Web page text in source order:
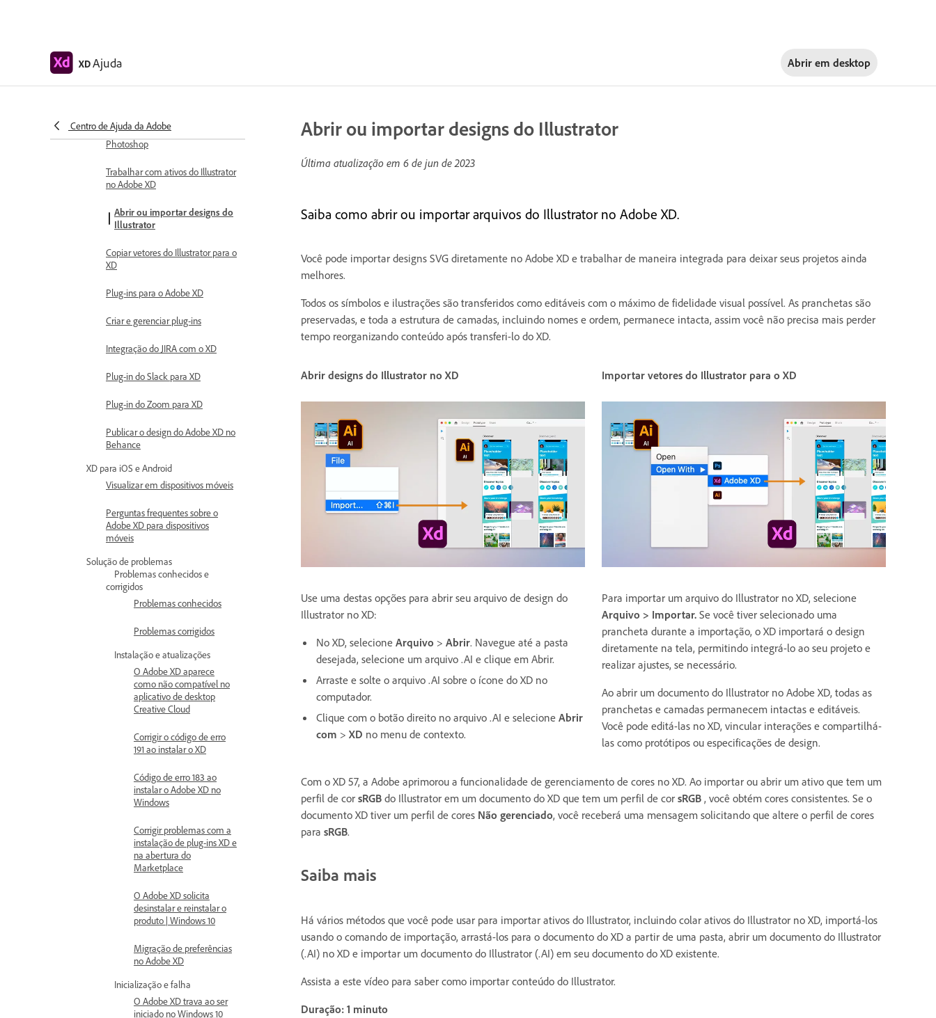
XDAjuda Abrir em desktop
Centro de Ajuda da Adobe
do Photoshop
Importar ou abrir designs do
Photoshop
Trabalhar com ativos do Illustrator
no Adobe XD
Abrir ou importar designs do
Illustrator
Copiar vetores do Illustrator para o
XD
Plug-ins para o Adobe XD
Criar e gerenciar plug-ins
Integração do JIRA com o XD
Plug-in do Slack para XD
Plug-in do Zoom para XD
Publicar o design do Adobe XD no
Behance
XD para iOS e Android
Visualizar em dispositivos móveis
Perguntas frequentes sobre o
Adobe XD para dispositivos
móveis
Solução de problemas
Problemas conhecidos e
corrigidos
Problemas conhecidos
Problemas corrigidos
Instalação e atualizações
O Adobe XD aparece
como não compatível no
aplicativo de desktop
Creative Cloud
Corrigir o código de erro
191 ao instalar o XD
Código de erro 183 ao
instalar o Adobe XD no
Windows
Corrigir problemas com a
instalação de plug-ins XD e
na abertura do
Marketplace
O Adobe XD solicita
desinstalar e reinstalar o
produto | Windows 10
Migração de preferências
no Adobe XD
Inicialização e falha
O Adobe XD trava ao ser
iniciado no Windows 10
Abrir ou importar designs do Illustrator
Última atualização em 6 de jun de 2023
Saiba como abrir ou importar arquivos do Illustrator no Adobe XD.
Você pode importar designs SVG diretamente no Adobe XD e trabalhar de maneira integrada para deixar seus projetos ainda
melhores.
Todos os símbolos e ilustrações são transferidos como editáveis com o máximo de fidelidade visual possível. As pranchetas são
preservadas, e toda a estrutura de camadas, incluindo nomes e ordem, permanece intacta, assim você não precisa mais perder
tempo reorganizando conteúdo após transferi-lo do XD.
Abrir designs do Illustrator no XD
Use uma destas opções para abrir seu arquivo de design do
Illustrator no XD:
No XD, selecione Arquivo > Abrir. Navegue até a pasta
desejada, selecione um arquivo .AI e clique em Abrir.
Arraste e solte o arquivo .AI sobre o ícone do XD no
computador.
Clique com o botão direito no arquivo .AI e selecione Abrir
com > XD no menu de contexto.
Importar vetores do Illustrator para o XD
Para importar um arquivo do Illustrator no XD, selecione
Arquivo > Importar. Se você tiver selecionado uma
prancheta durante a importação, o XD importará o design
diretamente na tela, permitindo integrá-lo ao seu projeto e
realizar ajustes, se necessário.
Ao abrir um documento do Illustrator no Adobe XD, todas as
pranchetas e camadas permanecem intactas e editáveis.
Você pode editá-las no XD, vincular interações e compartilhá-
las como protótipos ou especificações de design.
Com o XD 57, a Adobe aprimorou a funcionalidade de gerenciamento de cores no XD. Ao importar ou abrir um ativo que tem um
perfil de cor sRGB do Illustrator em um documento do XD que tem um perfil de cor sRGB , você obtém cores consistentes. Se o
documento XD tiver um perfil de cores Não gerenciado, você receberá uma mensagem solicitando que altere o perfil de cores
para sRGB.
Saiba mais
Há vários métodos que você pode usar para importar ativos do Illustrator, incluindo colar ativos do Illustrator no XD, importá-los
usando o comando de importação, arrastá-los para o documento do XD a partir de uma pasta, abrir um documento do Illustrator
(.AI) no XD e importar um documento do Illustrator (.AI) em seu documento do XD existente.
Assista a este vídeo para saber como importar conteúdo do Illustrator.
Duração: 1 minuto